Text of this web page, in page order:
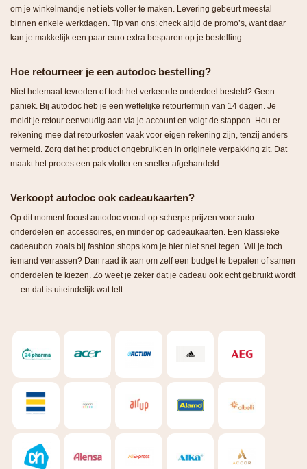
om je winkelmandje net iets voller te maken. Levering gebeurt meestal
binnen enkele werkdagen. Tip van ons: check altijd de promo’s, want daar
kan je makkelijk een paar euro extra besparen op je bestelling.
Hoe retourneer je een autodoc bestelling?
Niet helemaal tevreden of toch het verkeerde onderdeel besteld? Geen
paniek. Bij autodoc heb je een wettelijke retourtermijn van 14 dagen. Je
meldt je retour eenvoudig aan via je account en volgt de stappen. Hou er
rekening mee dat retourkosten vaak voor eigen rekening zijn, tenzij anders
vermeld. Zorg dat het product ongebruikt en in originele verpakking zit. Dat
maakt het proces een pak vlotter en sneller afgehandeld.
Verkoopt autodoc ook cadeaukaarten?
Op dit moment focust autodoc vooral op scherpe prijzen voor auto-
onderdelen en accessoires, en minder op cadeaukaarten. Een klassieke
cadeaubon zoals bij fashion shops kom je hier niet snel tegen. Wil je toch
iemand verrassen? Dan raad ik aan om zelf een budget te bepalen of samen
onderdelen te kiezen. Zo weet je zeker dat je cadeau ook echt gebruikt wordt
— en dat is uiteindelijk wat telt.